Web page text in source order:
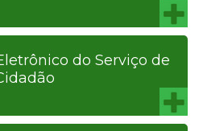
do Serviço de